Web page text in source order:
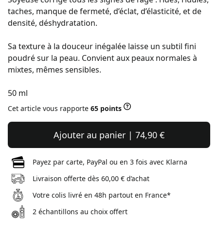
taches, manque de fermeté, d’éclat, d’élasticité, et de
densité, déshydratation.
Sa texture à la douceur inégalée laisse un subtil fini
poudré sur la peau. Convient aux peaux normales à
mixtes, mêmes sensibles.
50 ml
Cet article vous rapporte 65 points
Ajouter au panier | 74,90 €
Payez par carte, PayPal ou en 3 fois avec Klarna
Livraison offerte dès 60,00 € d’achat
Votre colis livré en 48h partout en France*
2 échantillons au choix offert